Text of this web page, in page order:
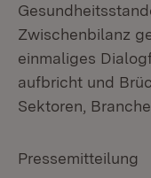
Zwischenbilanz
einmaliges
aufbricht und
Sektoren,
Pressemitteilung